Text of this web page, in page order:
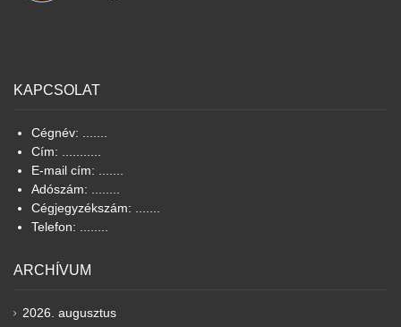
KAPCSOLAT
Cégnév: .......
Cím: ...........
E-mail cím: .......
Adószám: ........
Cégjegyzékszám: .......
Telefon: ........
ARCHÍVUM
2026. augusztus